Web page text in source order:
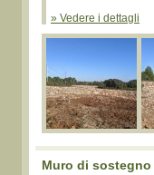
» Vedere i dettagli
Muro di